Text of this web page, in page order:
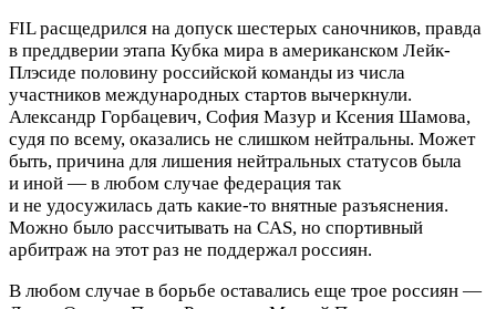
FIL расщедрился на допуск шестерых саночников, правда
в преддверии этапа Кубка мира в американском Лейк-
Плэсиде половину российской команды из числа
участников международных стартов вычеркнули.
Александр Горбацевич, София Мазур и Ксения Шамова,
судя по всему, оказались не слишком нейтральны. Может
быть, причина для лишения нейтральных статусов была
и иной — в любом случае федерация так
и не удосужилась дать какие-то внятные разъяснения.
Можно было рассчитывать на CAS, но спортивный
арбитраж на этот раз не поддержал россиян.
В любом случае в борьбе оставались еще трое россиян —